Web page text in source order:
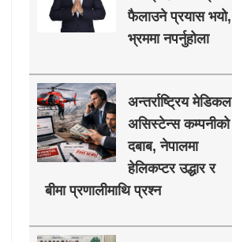
फैलाउने प्रयास भयो,
भ्रममा नपर्नुहोला
अन्तर्राष्ट्रिय मेडिकल
असिस्टेन्स कम्पनीको
दबाब, नेपालमा
हेलिकप्टर उद्धार र
बीमा प्रणालीमाथि प्रश्न